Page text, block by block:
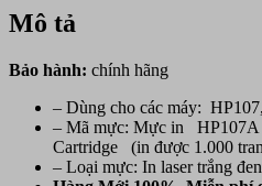
Mô tả
Bảo hành: chính hãng
– Dùng cho các máy:
– Mã mực: Mực in HP107A
Cartridge (in được 1.000
– Loại mực: In laser trắng đen